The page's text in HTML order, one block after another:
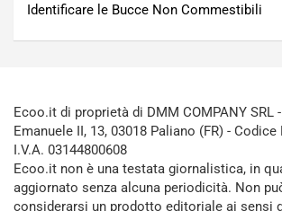
Identificare le Bucce Non Commestibili
Ecoo.it di proprietà di DMM COMPANY SRL
Emanuele II, 13, 03018 Paliano (FR) -
I.V.A. 03144800608
Ecoo.it non è una testata giornalistica, in
aggiornato senza alcuna periodicità. Non
considerarsi un prodotto editoriale ai sensi